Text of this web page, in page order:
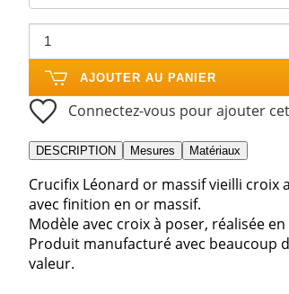
AJOUTER AU PANIER
Connectez-vous pour ajouter
DESCRIPTION Mesures Matériaux
Crucifix Léonard or massif vieilli croix
avec finition en or massif.
Modèle avec croix à poser, réalisée
Produit manufacturé avec beaucoup
valeur.